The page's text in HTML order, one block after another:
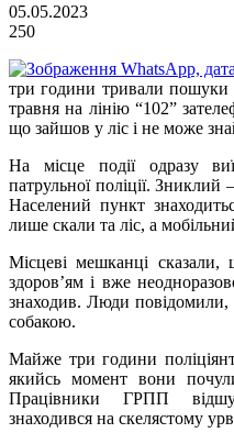
05.05.2023
250
три години тривали пошуки
травня на лінію “102”
що зайшов у ліс і не може
На місце події одразу
патрульної поліції. Зниклий
Населений пункт
лише скали та ліс, а
Місцеві мешканці
здоров’ям і вже
знаходив. Люди повідомили,
собакою.
Майже три години
якийсь момент вони
Працівники ГРПП
знаходився на скелястому